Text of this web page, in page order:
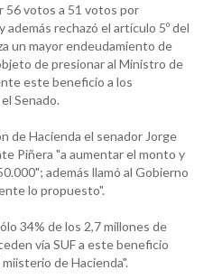
56 votos a 51 votos por
rechazó el artículo 5º del
un mayor endeudamiento de
de presionar al Ministro de
este beneficio a los
Senado.
de Hacienda el senador Jorge
Piñera "a aumentar el monto y
además llamó al Gobierno
lo propuesto".
34% de los 2,7 millones de
vía SUF a este beneficio
de Hacienda".